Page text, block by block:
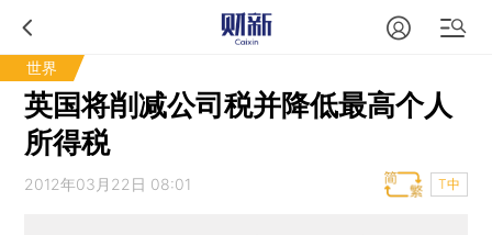
世界
英国将削减公司税并降低最高个人
所得税
2012年03月22日 08:01 T中